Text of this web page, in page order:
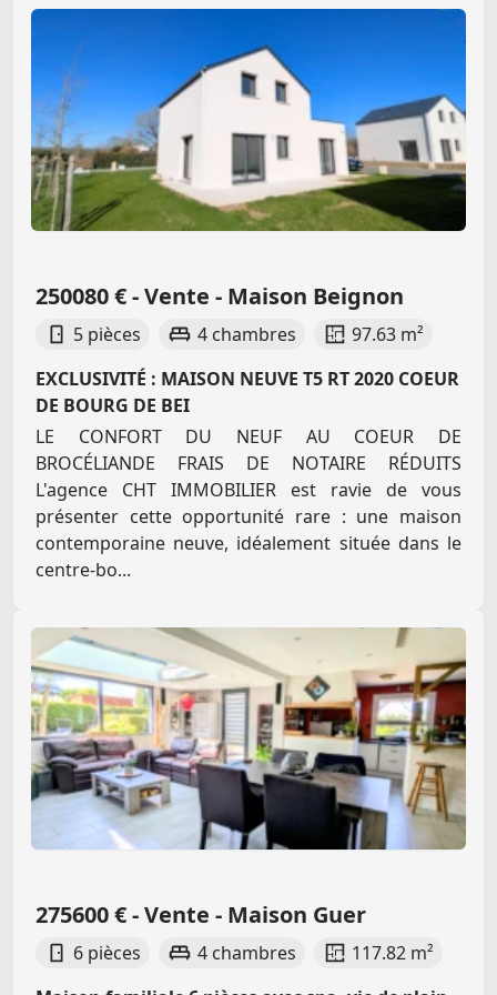
250080 € - Vente - Maison Beignon
5 pièces 4 chambres
97.63 m²
EXCLUSIVITÉ : MAISON NEUVE T5 RT 2020 COEUR
DE BOURG DE BEI
LE CONFORT DU NEUF AU COEUR DE
BROCÉLIANDE FRAIS DE NOTAIRE RÉDUITS
L'agence CHT IMMOBILIER est ravie de vous
présenter cette opportunité rare : une maison
contemporaine neuve, idéalement située dans le
centre-bo...
275600 € - Vente - Maison Guer
6 pièces 4 chambres
117.82 m²